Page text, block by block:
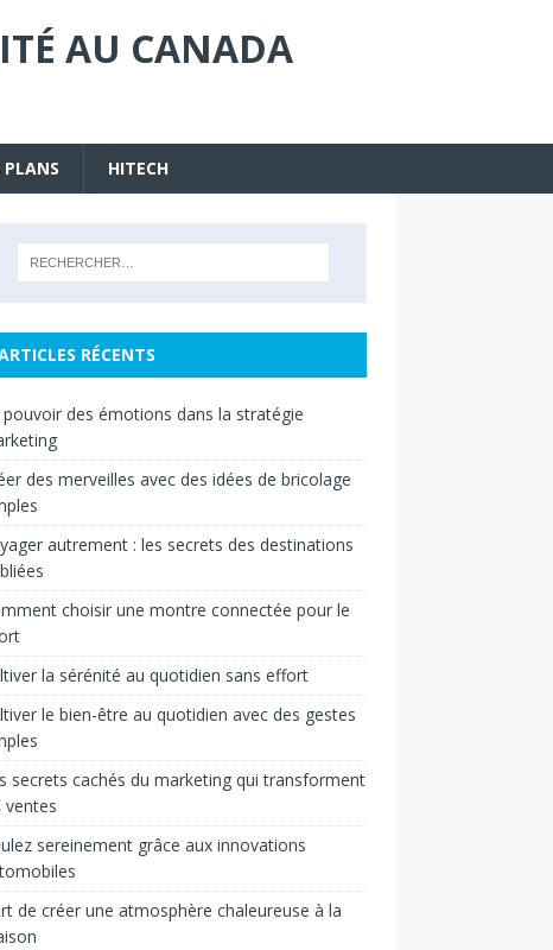
AU CANADA
PLANS HITECH
RÉCENTS
pouvoir des émotions dans la stratégie
des merveilles avec des idées de bricolage
autrement : les secrets des destinations
choisir une montre connectée pour le
la sérénité au quotidien sans effort
le bien-être au quotidien avec des gestes
secrets cachés du marketing qui transforment
ventes
sereinement grâce aux innovations
de créer une atmosphère chaleureuse à la